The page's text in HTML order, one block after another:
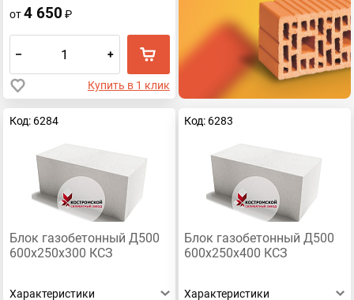
от4 650 ₽
– +
Купить в 1 клик
Код: 6284
Блок газобетонный Д500
600х250х300 КСЗ
Характеристики
Код: 6283
Блок газобетонный Д500
600х250х400 КСЗ
Характеристики